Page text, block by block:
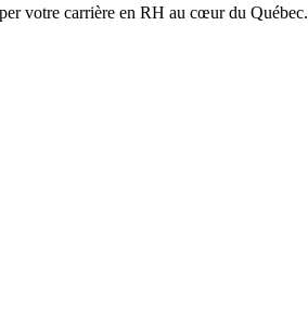
votre carrière en RH au cœur du Québec.